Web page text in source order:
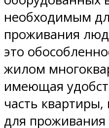
необходимым
проживания
это
жилом
имеющая
часть
для проживания